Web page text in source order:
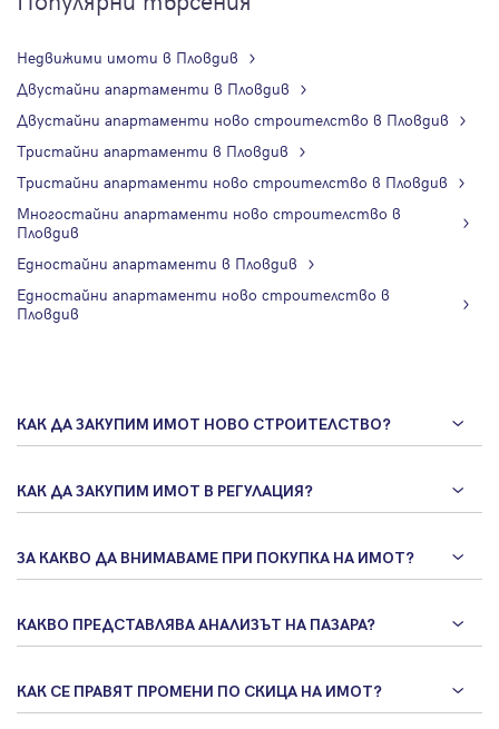
Недвижими имоти в Пловдив
Двустайни апартаменти в Пловдив
Двустайни апартаменти ново строителство в Пловдив
Тристайни апартаменти в Пловдив
Тристайни апартаменти ново строителство в Пловдив
Многостайни апартаменти ново строителство в
Пловдив
Едностайни апартаменти в Пловдив
Едностайни апартаменти ново строителство в
Пловдив
КАК ДА ЗАКУПИМ ИМОТ НОВО СТРОИТЕЛСТВО?
КАК ДА ЗАКУПИМ ИМОТ В РЕГУЛАЦИЯ?
ЗА КАКВО ДА ВНИМАВАМЕ ПРИ ПОКУПКА НА ИМОТ?
КАКВО ПРЕДСТАВЛЯВА АНАЛИЗЪТ НА ПАЗАРА?
КАК СЕ ПРАВЯТ ПРОМЕНИ ПО СКИЦА НА ИМОТ?